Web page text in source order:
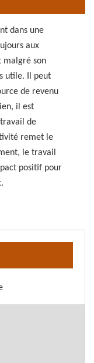
dans une
aux
malgré son
utile. Il peut
de revenu
il est
de
remet le
le travail
positif pour